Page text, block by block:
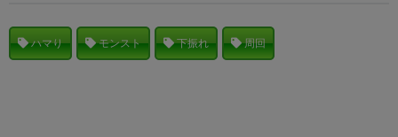
ハマり モンスト 下振れ 周回